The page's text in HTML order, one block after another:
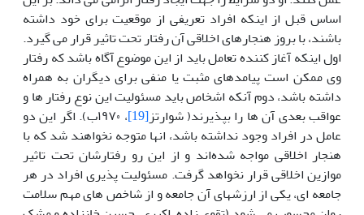
اساس قبل از اینکه افراد تعریفی از موقعیت برای خود داشته
باشند، با بروز هنجارهای اخلاقی آن رفتار تحت تاثیر قرار می گیرد.
اول اینکه آغاز کننده تعامل باید از این موضوع آگاه باشد که رفتار
وی ممکن است پیامدهای مثبت یا منفی برای دیگران به همراه
داشته باشد، دوم آنکه اشخاص باید مسئولیت این نوع رفتار ها و
عواقب بعدی آن ها را بپذیرند( شوارتز[19]
، ۱۹۷۰ب). اگر این دو
عامل در افراد وجود نداشته باشد، انها متوجه نخواهند شد که با
هنجار اخلاقی مواجه شده‌اند و از این رو رفتارشان تحت تاثیر
موازین اخلاقی قرار نخواهد گرفت. مسئولیت پذیری افراد در هر
جامعه ای، یکی از ارزشهای آن جامعه و از شاخص های مهم سلامت